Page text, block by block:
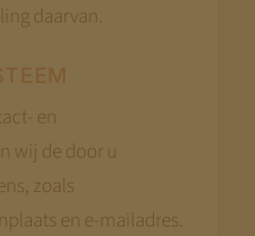
daarvan.
en
wij de door u
zoals
en e-mailadres.